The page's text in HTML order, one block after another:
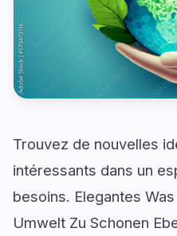
Trouvez de nouvelles
intéressants dans un
besoins. Elegantes
Umwelt Zu Schonen